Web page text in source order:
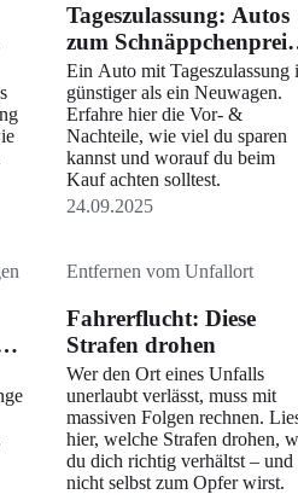
Tageszulassung: Autos
zum Schnäppchenpreis
– Lohnt sich der Kauf?
Ein Auto mit Tageszulassung
günstiger als ein Neuwagen.
Erfahre hier die Vor- &
Nachteile, wie viel du sparen
kannst und worauf du beim
Kauf achten solltest.
24.09.2025
Entfernen vom Unfallort
Fahrerflucht: Diese
Strafen drohen
Wer den Ort eines Unfalls
unerlaubt verlässt, muss mit
massiven Folgen rechnen.
hier, welche Strafen drohen,
du dich richtig verhältst – und
nicht selbst zum Opfer wirst.